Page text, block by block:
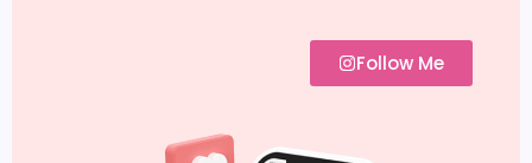
Follow Me